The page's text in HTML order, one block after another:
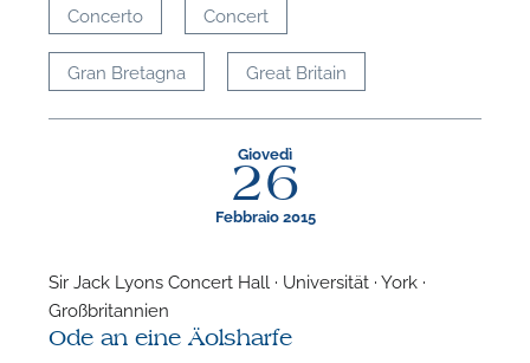
Concerto Concert
Gran Bretagna Great Britain
Giovedì
26
Febbraio 2015
Sir Jack Lyons Concert Hall · Universität · York ·
Großbritannien
Ode an eine Äolsharfe